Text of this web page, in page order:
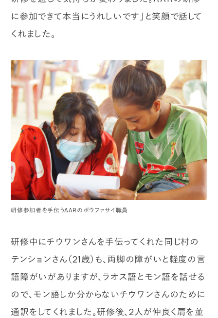
に参加できて本当にうれしいです」と笑顔で話して
くれました。
研修参加者を手伝うAARのボウファサイ職員
研修中にチウワンさんを手伝ってくれた同じ村の
テンションさん（21歳）も、両脚の障がいと軽度の言
語障がいがありますが、ラオス語とモン語を話せる
ので、モン語しか分からないチウワンさんのために
通訳をしてくれました。研修後、2人が仲良く肩を並